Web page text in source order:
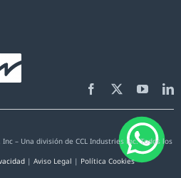
– Una división de CCL Industries inc. Todos los
| Aviso Legal | Política Cookies